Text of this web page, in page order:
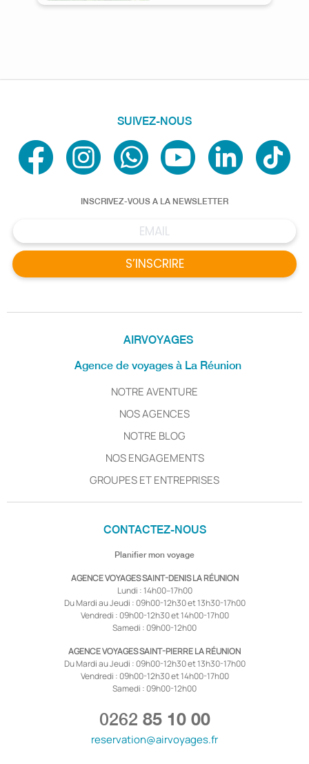
AIRVOYAGES
Agence de voyages à La Réunion
NOTRE AVENTURE
NOS AGENCES
NOTRE BLOG
NOS ENGAGEMENTS
GROUPES ET ENTREPRISES
SUIVEZ-NOUS
INSCRIVEZ-VOUS A LA NEWSLETTER
S’INSCRIRE
CONTACTEZ-NOUS
Planifier mon voyage
AGENCE VOYAGES SAINT-DENIS LA RÉUNION
Lundi : 14h00–17h00
Du Mardi au Jeudi : 09h00-12h30 et 13h30-17h00
Vendredi : 09h00-12h30 et 14h00-17h00
Samedi : 09h00-12h00
AGENCE VOYAGES SAINT-PIERRE LA RÉUNION
Du Mardi au Jeudi : 09h00-12h30 et 13h30-17h00
Vendredi : 09h00-12h30 et 14h00-17h00
Samedi : 09h00-12h00
0262 85 10 00
reservation@airvoyages.fr